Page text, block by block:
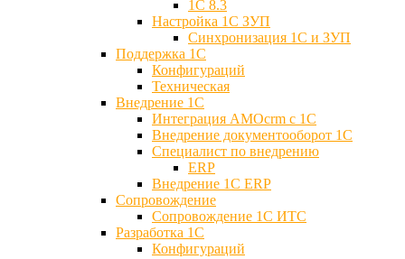
1С 8.3
Настройка 1С ЗУП
Синхронизация 1С и ЗУП
Поддержка 1С
Конфигураций
Техническая
Внедрение 1С
Интеграция AMOcrm с 1C
Внедрение документооборот 1С
Специалист по внедрению
ERP
Внедрение 1С ERP
Cопровождение
Cопровождение 1С ИТС
Разработка 1C
Конфигураций